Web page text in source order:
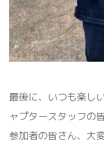
最後に、いつも楽し
ャプタースタッフの
参加者の皆さん、大